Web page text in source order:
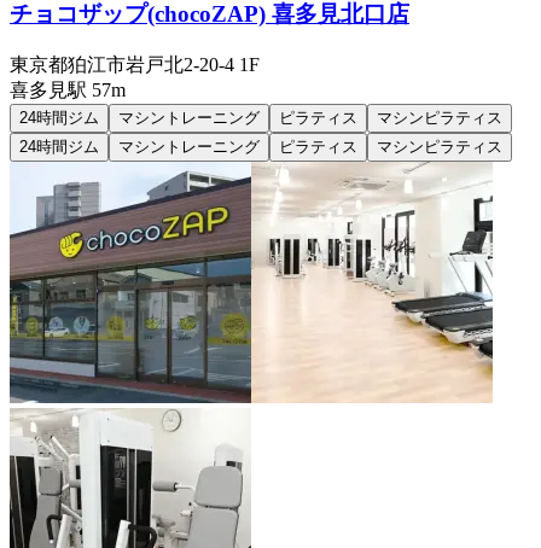
チョコザップ(chocoZAP) 喜多見北口店
東京都狛江市岩戸北2-20-4 1F
喜多見駅 57m
24時間ジム マシントレーニング ピラティス
マシンピラティス
24時間ジム
マシントレーニング ピラティス マシンピラティス